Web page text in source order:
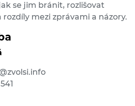
se jim bránit, rozlišovat
mezi zprávami a názory.